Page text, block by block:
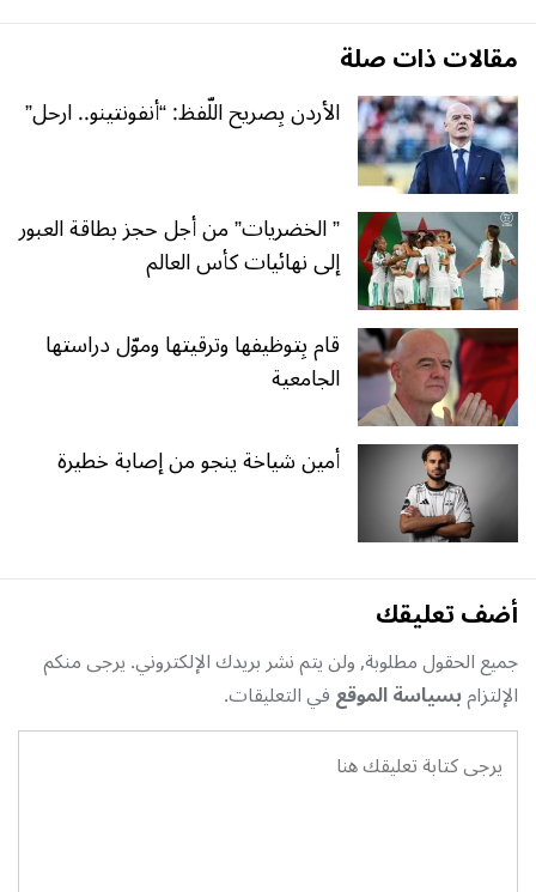
مقالات ذات صلة
الأردن بِصريح اللّفظ: “أنفونتينو.. ارحل”
” الخضريات” من أجل حجز بطاقة العبور
إلى نهائيات كأس العالم
قام بِتوظيفها وترقيتها وموّل دراستها
الجامعية
أمين شياخة ينجو من إصابة خطيرة
أضف تعليقك
جميع الحقول مطلوبة, ولن يتم نشر بريدك الإلكتروني. يرجى منكم
الإلتزامبسياسة الموقعفي التعليقات.